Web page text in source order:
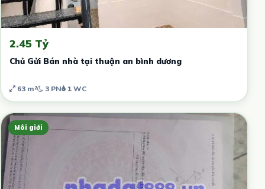
2.45 Tỷ
Chủ Gửi Bán nhà tại thuận an bình dương
63 m² 3 PN 1 WC
Môi giới